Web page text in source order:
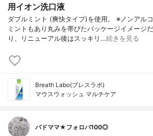
用イオン洗口液
ダブルミント (爽快タイプ)を使用。 ※ノンアル
ミントもあり丸みを帯びたパッケージイメージ
り、リニューアル後はスッキリ…続きを見る
Breath Labo(ブレスラボ)
マウスウォッシュ マルチケア
バドママ★フォロバ100◎